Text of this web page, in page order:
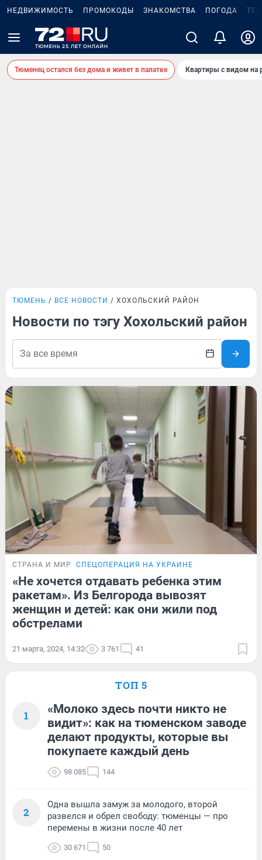
НЕДВИЖИМОСТЬ ПРОМОКОДЫ ЗНАКОМСТВА ПОГОДА
Тюменец остался без дома и живет в палатке Квартиры с видом на
ТЮМЕНЬ ВСЕ НОВОСТИ ХОХОЛЬСКИЙ РАЙОН
Новости по тэгу Хохольский район
СТРАНА И МИР СПЕЦОПЕРАЦИЯ НА УКРАИНЕ
«Не хочется отдавать ребенка этим
ракетам». Из Белгорода вывозят
женщин и детей: как они жили под
обстрелами
21 марта, 2024, 14:32 3 761 41
ТОП 5
1
«Молоко здесь почти никто не
видит»: как на тюменском заводе
делают продукты, которые вы
покупаете каждый день
98 085 144
2
Одна вышла замуж за молодого, второй
развелся и обрел свободу: тюменцы — про
перемены в жизни после 40 лет
30 671 50